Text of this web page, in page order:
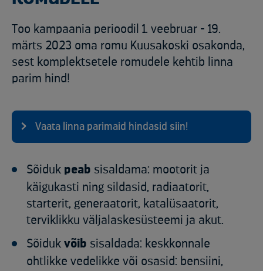
Too kampaania perioodil 1. veebruar - 19.
märts 2023 oma romu Kuusakoski osakonda,
sest komplektsetele romudele kehtib linna
parim hind!
Vaata linna parimaid hindasid siin!
Sõiduk peab sisaldama: mootorit ja
käigukasti ning sildasid, radiaatorit,
starterit, generaatorit, katalüsaatorit,
terviklikku väljalaskesüsteemi ja akut.
Sõiduk võib sisaldada: keskkonnale
ohtlikke vedelikke või osasid: bensiini,